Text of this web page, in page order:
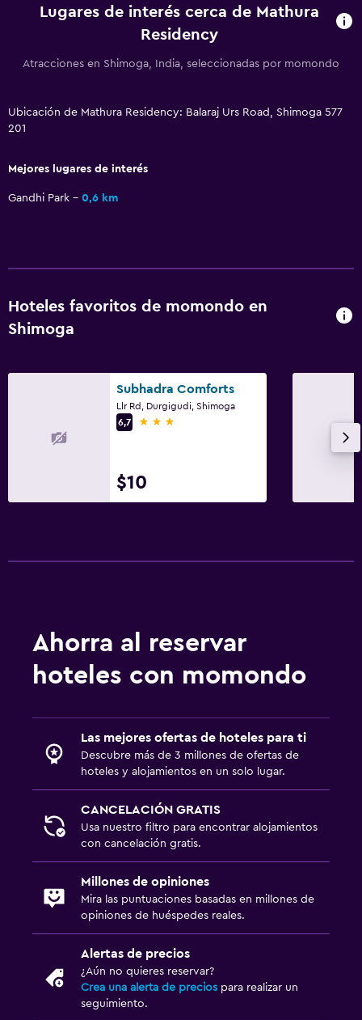
Lugares de interés cerca de Mathura
Residency
Atracciones en Shimoga, India, seleccionadas por momondo
Ubicación de Mathura Residency: Balaraj Urs Road, Shimoga 577
201
Mejores lugares de interés
Gandhi Park 0,6 km
Hoteles favoritos de momondo en
Shimoga
Subhadra Comforts
Llr Rd, Durgigudi, Shimoga
6,7
3 estrellas
$10
Ahorra al reservar
hoteles con momondo
Las mejores ofertas de hoteles para ti
Descubre más de 3 millones de ofertas de
hoteles y alojamientos en un solo lugar.
CANCELACIÓN GRATIS
Usa nuestro filtro para encontrar alojamientos
con cancelación gratis.
Millones de opiniones
Mira las puntuaciones basadas en millones de
opiniones de huéspedes reales.
Alertas de precios
¿Aún no quieres reservar?
Crea una alerta de precios para realizar un
seguimiento.